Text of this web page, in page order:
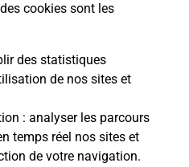
cookies sont les
des statistiques
de nos sites et
: analyser les parcours
temps réel nos sites et
de votre navigation.
une
?
t-elle
?